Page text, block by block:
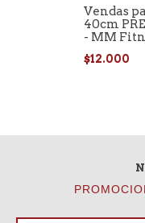
Vendas
40cm
- MM
$12.000